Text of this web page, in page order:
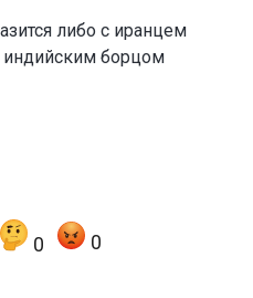
либо с иранцем
борцом
0 0